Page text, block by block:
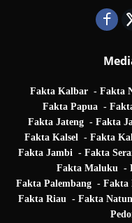
Fakta Kalbar Fakta
Fakta Papua
Fakta Jateng
Fakta
Fakta Kalsel
Fakta
Fakta Jambi
Fakta
Fakta Maluku
Fakta Palembang
Fakta
Fakta Riau
Fakta